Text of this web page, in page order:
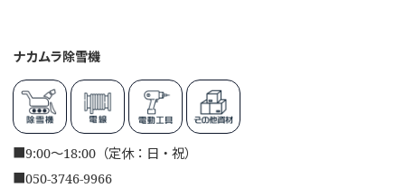
ナカムラ除雪機
■9:00～18:00（定休：日・祝）
■050-3746-9966